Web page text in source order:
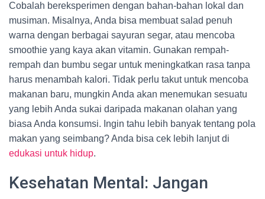
Cobalah bereksperimen dengan bahan-bahan lokal dan
musiman. Misalnya, Anda bisa membuat salad penuh
warna dengan berbagai sayuran segar, atau mencoba
smoothie yang kaya akan vitamin. Gunakan rempah-
rempah dan bumbu segar untuk meningkatkan rasa tanpa
harus menambah kalori. Tidak perlu takut untuk mencoba
makanan baru, mungkin Anda akan menemukan sesuatu
yang lebih Anda sukai daripada makanan olahan yang
biasa Anda konsumsi. Ingin tahu lebih banyak tentang pola
makan yang seimbang? Anda bisa cek lebih lanjut di
edukasi untuk hidup.
Kesehatan Mental: Jangan